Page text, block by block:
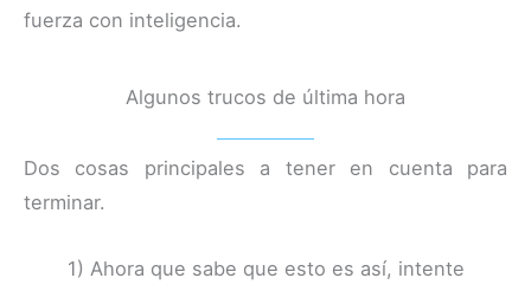
fuerza con inteligencia.
Algunos trucos de última hora
Dos cosas principales a tener en cuenta para
terminar.
1) Ahora que sabe que esto es así, intente